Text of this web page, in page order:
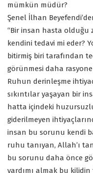
mümkün müdür?
Şenel İlhan
“Bir insan hasta olduğu
kendini tedavi mi eder?
bitirmiş biri tarafından
görünmesi daha
Ruhun derinleşme
sıkıntılar yaşayan bir
hatta içindeki
giderilmeyen
insan bu sorunu kendi
ruhu tanıyan, Allah’ı
bu sorunu daha önce
yardımı almak bu kilidin